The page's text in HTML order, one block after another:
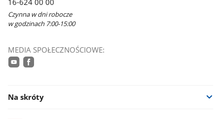
Czynna w dni robocze
w godzinach 7:00-15:00
MEDIA SPOŁECZNOŚCIOWE:
Na skróty